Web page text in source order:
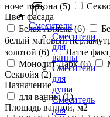
Смесители
Смесители
для
ванны
Смесители
для
душа
Смеситель
для
ноче тортона (5)
Цвет фасада
Белая Аляска (6)
белый матовый
золотой (6) Латте
Монолит Дарк (6)
Секвойя (2)
Назначение
для ванны (1)
Площадь ванной, м2